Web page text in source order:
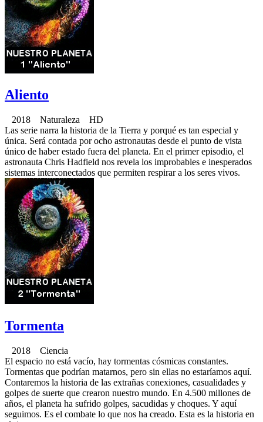
Aliento
2018 Naturaleza HD
Las serie narra la historia de la Tierra y porqué es tan especial y
única. Será contada por ocho astronautas desde el punto de vista
único de haber estado fuera del planeta. En el primer episodio, el
astronauta Chris Hadfield nos revela los improbables e inesperados
sistemas interconectados que permiten respirar a los seres vivos.
Tormenta
2018 Ciencia
El espacio no está vacío, hay tormentas cósmicas constantes.
Tormentas que podrían matarnos, pero sin ellas no estaríamos aquí.
Contaremos la historia de las extrañas conexiones, casualidades y
golpes de suerte que crearon nuestro mundo. En 4.500 millones de
años, el planeta ha sufrido golpes, sacudidas y choques. Y aquí
seguimos. Es el combate lo que nos ha creado. Esta es la historia en